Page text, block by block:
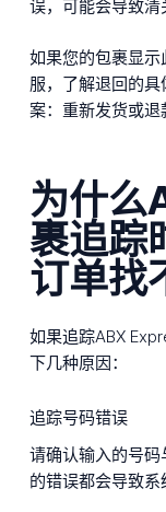
误，可能会导致清
如果您的包裹显
服，了解退回的
案：重新发货或退
为什么
裹追踪
订单找
如果追踪ABX
下几种原因：
追踪号码错误
请确认输入的号
的错误都会导致系